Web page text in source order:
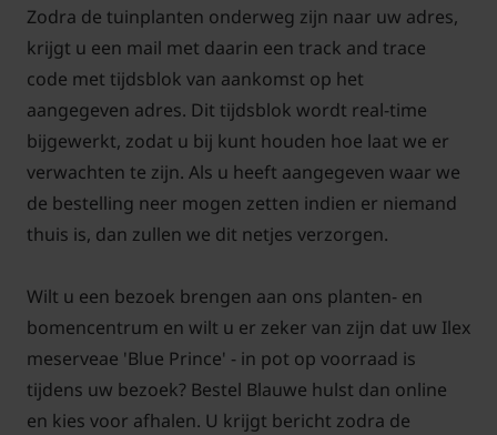
en onderhouden
De tuinplant is groenblijvend en winterhard en kan
vroeg in de lente gesnoeid worden; draag wel
stevige handschoenen ter bescherming tegen de
stekels. Deze Hulst is een mannelijke variant en
krijgt geen bessen.
Zodra de tuinplanten onderweg zijn naar uw adres,
krijgt u een mail met daarin een track and trace
code met tijdsblok van aankomst op het
aangegeven adres. Dit tijdsblok wordt real-time
bijgewerkt, zodat u bij kunt houden hoe laat we er
verwachten te zijn. Als u heeft aangegeven waar we
de bestelling neer mogen zetten indien er niemand
thuis is, dan zullen we dit netjes verzorgen.
Wilt u een bezoek brengen aan ons planten- en
bomencentrum en wilt u er zeker van zijn dat uw Ilex
meserveae 'Blue Prince' - in pot op voorraad is
tijdens uw bezoek? Bestel Blauwe hulst dan online
en kies voor afhalen. U krijgt bericht zodra de